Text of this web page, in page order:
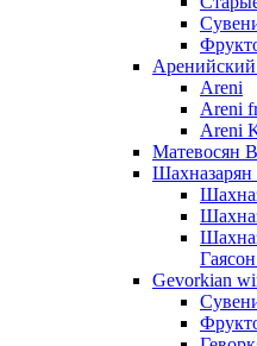
Areni
Areni
Areni
Матевосян
Gevorkian